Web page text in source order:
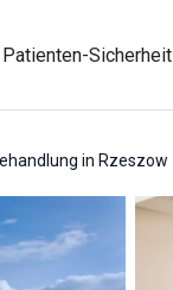
Patienten-Sicherheit
Behandlung in Rzeszow